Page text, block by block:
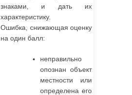
знаками, и дать их
характеристику.
Ошибка, снижающая оценку
на один балл:
неправильно
опознан объект
местности или
определена его